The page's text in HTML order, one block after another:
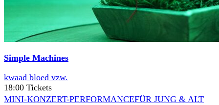
Simple Machines
kwaad bloed vzw.
18:00 Tickets
MINI-KONZERT-PERFORMANCEFÜR JUNG & ALT